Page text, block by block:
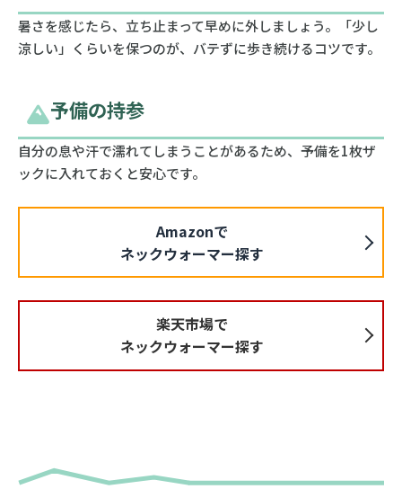
暑さを感じたら、立ち止まって早めに外しましょう。「少し
涼しい」くらいを保つのが、バテずに歩き続けるコツです。
予備の持参
自分の息や汗で濡れてしまうことがあるため、予備を1枚ザ
ックに入れておくと安心です。
Amazonで
ネックウォーマー探す
楽天市場で
ネックウォーマー探す